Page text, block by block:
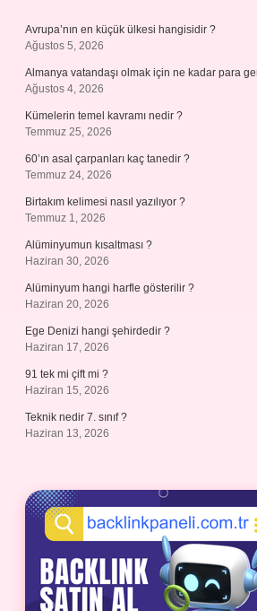
Avrupa’nın en küçük ülkesi hangisidir ?
Ağustos 5, 2026
Almanya vatandaşı olmak için ne kadar para
Ağustos 4, 2026
Kümelerin temel kavramı nedir ?
Temmuz 25, 2026
60’ın asal çarpanları kaç tanedir ?
Temmuz 24, 2026
Birtakım kelimesi nasıl yazılıyor ?
Temmuz 1, 2026
Alüminyumun kısaltması ?
Haziran 30, 2026
Alüminyum hangi harfle gösterilir ?
Haziran 20, 2026
Ege Denizi hangi şehirdedir ?
Haziran 17, 2026
91 tek mi çift mi ?
Haziran 15, 2026
Teknik nedir 7. sınıf ?
Haziran 13, 2026